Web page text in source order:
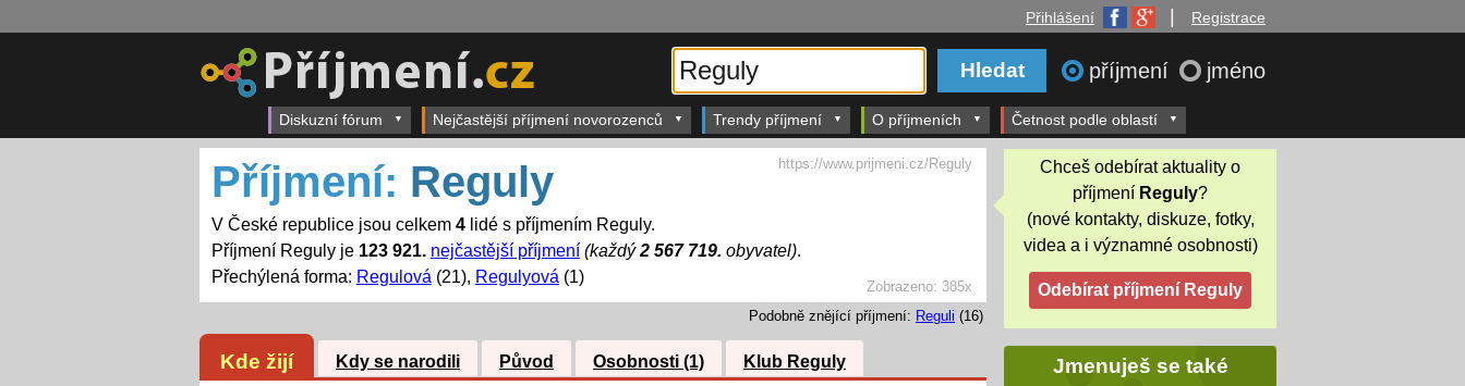
Přihlášení Registrace
příjmení jméno
Diskuzní fórum Nejčastější příjmení novorozenců Trendy příjmení O příjmeních Četnost podle oblastí
Zobrazeno: 385x
Příjmení: Reguly
V České republice jsou celkem 4lidé s příjmením Reguly.
Příjmení Reguly je 123 921. nejčastější příjmení (každý2 567 719. obyvatel).
Přechýlená forma: Regulová (21), Regulyová (1)
https://www.prijmeni.cz/Reguly
Podobně znějící příjmení: Reguli (16)
Kde žijí Kdy se narodili Původ Osobnosti (1) Klub Reguly
Chceš odebírat aktuality o
příjmení Reguly?
(nové kontakty, diskuze, fotky,
videa a i významné osobnosti)
Jmenuješ se také